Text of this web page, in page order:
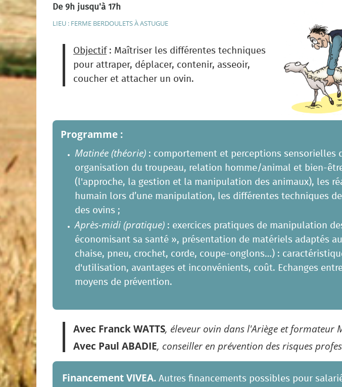
De 9h jusqu'à 17h
LIEU : FERME BERDOULETS À ASTUGUE
Objectif : Maîtriser les différentes techniques
pour attraper, déplacer, contenir, asseoir,
coucher et attacher un ovin.
Programme :
Matinée (théorie) : comportement et perceptions sensorielles
organisation du troupeau, relation homme/animal et bien-
(l'approche, la gestion et la manipulation des animaux), les
humain lors d’une manipulation, les différentes techniques
des ovins ;
Après-midi (pratique) : exercices pratiques de manipulation
économisant sa santé », présentation de matériels adaptés
chaise, pneu, crochet, corde, coupe-onglons…) :
d'utilisation, avantages et inconvénients, coût. Echanges
moyens de prévention.
Avec Franck WATTS, éleveur ovin dans l'Ariège et formateur
Avec Paul ABADIE, conseiller en prévention des risques
Financement VIVEA. Autres financements possibles pour